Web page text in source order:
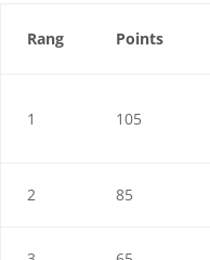
Rang Points
1 105
2 85